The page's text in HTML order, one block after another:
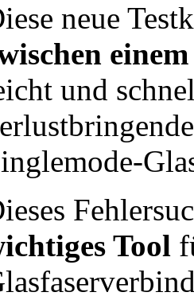
neue
und
Tool